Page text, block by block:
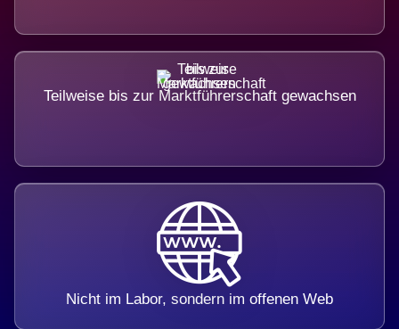
Teilweise bis zur Marktführerschaft gewachsen
Nicht im Labor, sondern im offenen Web